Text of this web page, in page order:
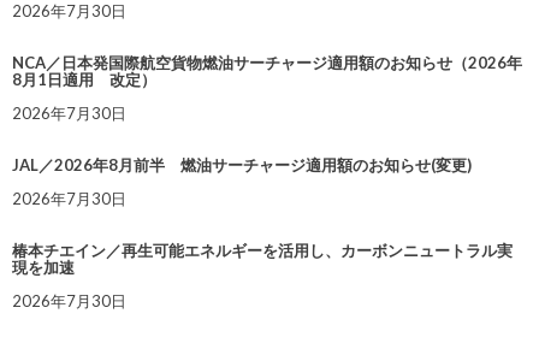
2026年7月30日
NCA／日本発国際航空貨物燃油サーチャージ適用額のお知らせ（2026年
8月1日適用 改定）
2026年7月30日
JAL／2026年8月前半 燃油サーチャージ適用額のお知らせ(変更)
2026年7月30日
椿本チエイン／再生可能エネルギーを活用し、カーボンニュートラル実
現を加速
2026年7月30日